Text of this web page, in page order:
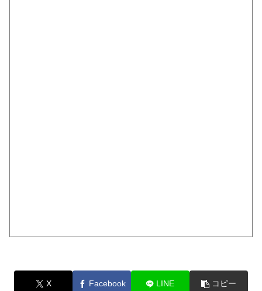
X Facebook LINE コピー